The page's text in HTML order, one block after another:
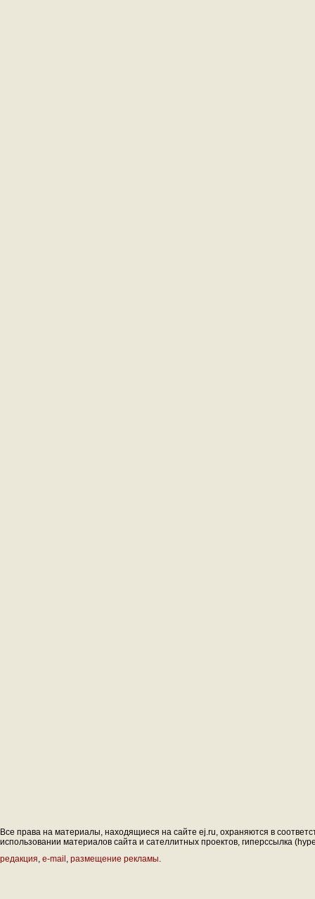
Все права на материалы, находящиеся на сайте ej.ru, охраняются в
использовании материалов сайта и сателлитных проектов, гиперссылка
редакция, e-mail , размещение рекламы.